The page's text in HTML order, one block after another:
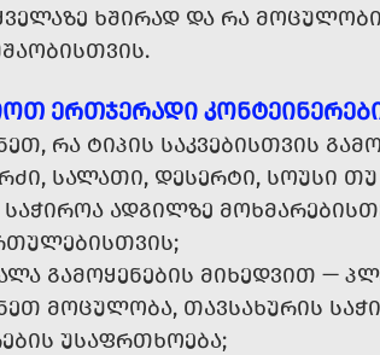
ᲮᲨᲘᲠᲐᲓ ᲓᲐ ᲠᲐ
ᲔᲠᲗᲯᲔᲠᲐᲓᲘ ᲙᲝᲜᲢᲔᲘᲜᲔᲠᲔᲑᲘ
ᲠᲐ ᲢᲘᲞᲘᲡ ᲡᲐᲙᲕᲔᲑᲘᲡᲗᲕᲘᲡ
ᲡᲐᲚᲐᲗᲘ, ᲓᲔᲡᲔᲠᲢᲘ, ᲡᲝᲣᲡᲘ
ᲐᲓᲒᲘᲚᲖᲔ
ᲒᲐᲛᲝᲧᲔᲜᲔᲑᲘᲡ ᲛᲘᲮᲔᲓᲕᲘᲗ —
ᲛᲝᲪᲣᲚᲝᲑᲐ, ᲗᲐᲕᲡᲐᲮᲣᲠᲘᲡ
ᲣᲡᲐᲤᲠᲗᲮᲝᲔᲑᲐ;